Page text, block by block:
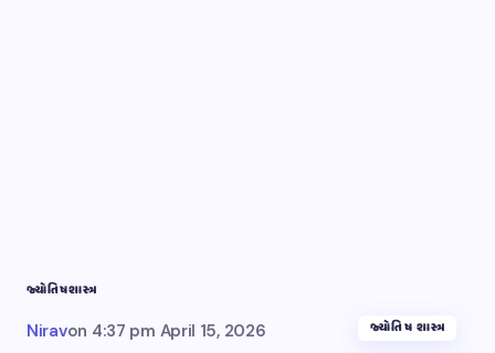
જ્યોતિષશાસ્ત્ર
Niravon 4:37 pm April 15, 2026 જ્યોતિષ શાસ્ત્ર